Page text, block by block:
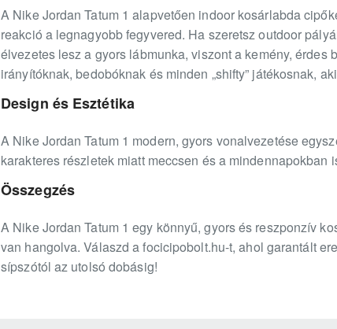
A Nike Jordan Tatum 1 alapvetően indoor kosárlabda
reakció a legnagyobb fegyvered. Ha szeretsz outdoor
élvezetes lesz a gyors lábmunka, viszont a kemény,
irányítóknak, bedobóknak és minden „shifty” játékosnak,
Design és Esztétika
A Nike Jordan Tatum 1 modern, gyors vonalvezetése
karakteres részletek miatt meccsen és a mindennapokban
Összegzés
A Nike Jordan Tatum 1 egy könnyű, gyors és reszponzív
van hangolva. Válaszd a focicipobolt.hu-t, ahol garantált
sípszótól az utolsó dobásig!